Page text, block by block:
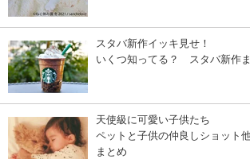
スタバ新作イッキ見せ！
いくつ知ってる？ スタバ新作
天使級に可愛い子供たち
ペットと子供の仲良しショット
まとめ